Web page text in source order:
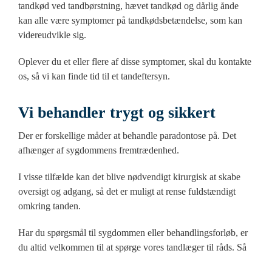
tandkød ved tandbørstning, hævet tandkød og dårlig ånde
kan alle være symptomer på tandkødsbetændelse, som kan
videreudvikle sig.
Oplever du et eller flere af disse symptomer, skal du kontakte
os, så vi kan finde tid til et tandeftersyn.
Vi behandler trygt og sikkert
Der er forskellige måder at behandle paradontose på. Det
afhænger af sygdommens fremtrædenhed.
I visse tilfælde kan det blive nødvendigt kirurgisk at skabe
oversigt og adgang, så det er muligt at rense fuldstændigt
omkring tanden.
Har du spørgsmål til sygdommen eller behandlingsforløb, er
du altid velkommen til at spørge vores tandlæger til råds. Så